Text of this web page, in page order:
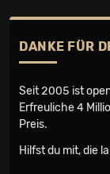
DANKE FÜR
Seit 2005 ist
Erfreuliche 4
Preis.
Hilfst du mit, die